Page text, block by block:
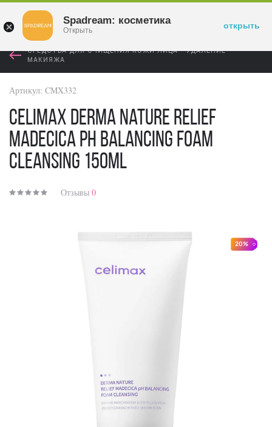
СРЕДСТВА ДЛЯ ОЧИЩЕНИЯ КОЖИ ЛИЦА - УДАЛЕНИЕ
МАКИЯЖА
20%
Артикул: CMX332
Celimax Derma Nature Relief
Madecica pH Balancing Foam
Cleansing 150ml
Отзывы 0
Spadream: косметика
Открыть открыть